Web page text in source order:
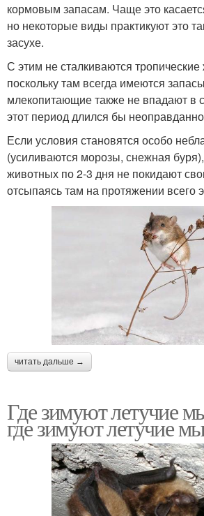
кормовым запасам. Чаще это
но некоторые виды практикуют это
засухе.
С этим не сталкиваются
поскольку там всегда имеются
млекопитающие также не впадают в
этот период длился бы
Если условия становятся особо
(усиливаются морозы, снежная
животных по 2-3 дня не покидают
отсыпаясь там на протяжении всего
читать дальше →
Где зимуют летучие
где зимуют летучие